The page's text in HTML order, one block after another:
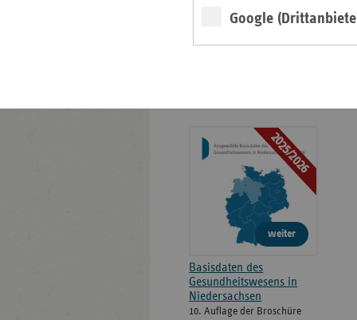
Google
2025/2026
weiter
Basisdaten des
Gesundheitswesens in
Niedersachsen
10. Auflage der Broschüre